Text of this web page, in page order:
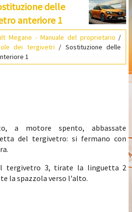
delle
anteriore 1
Megane - Manuale del proprietario /
dei tergivetri / Sostituzione delle
1
a motore spento, abbassate
del tergivetro: si fermano con
tergivetro 3, tirate la linguetta 2
la spazzola verso l'alto.